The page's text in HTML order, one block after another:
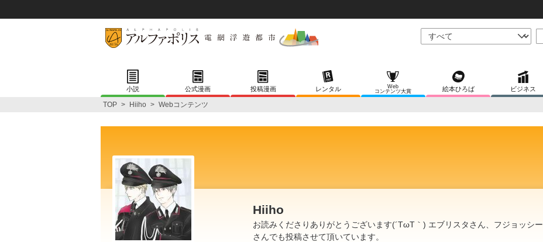
小説 公式漫画 投稿漫画 レンタル
Web
コンテンツ大賞
絵本ひろば ビジネス
TOP > Hiiho > Webコンテンツ
Hiiho
お読みくださりありがとうございます(´TωT｀) エブリスタさん、フジョッシー
さんでも投稿させて頂いています。